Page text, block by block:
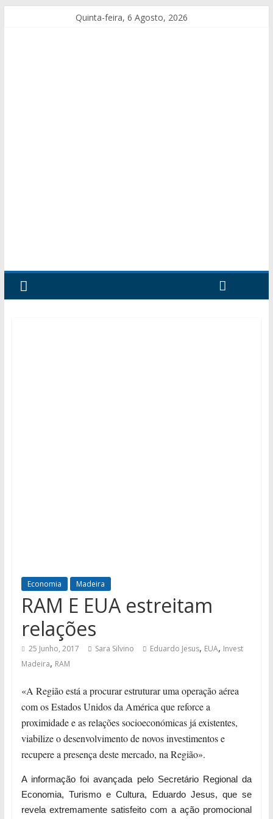
Quinta-feira, 6 Agosto, 2026
Economia Madeira
RAM E EUA estreitam
relações
25 Junho, 2017 Sara Silvino Eduardo Jesus, EUA, Invest
Madeira, RAM
«A Região está a procurar estruturar uma operação aérea
com os Estados Unidos da América que reforce a
proximidade e as relações socioeconómicas já existentes,
viabilize o desenvolvimento de novos investimentos e
recupere a presença deste mercado, na Região».
A informação foi avançada pelo Secretário Regional da
Economia, Turismo e Cultura, Eduardo Jesus, que se
revela extremamente satisfeito com a ação promocional